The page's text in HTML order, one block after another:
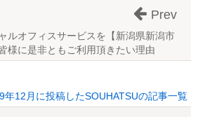
ルオフィスサービスを【新潟県新潟市
様に是非ともご利用頂きたい理由
Prev
年12月に投稿したSOUHATSUの記事一覧